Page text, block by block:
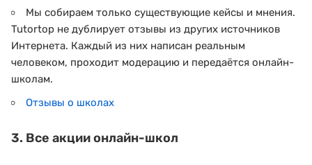
Мы собираем только существующие кейсы и мнения.
Tutortop не дублирует отзывы из других источников
Интернета. Каждый из них написан реальным
человеком, проходит модерацию и передаётся онлайн-
школам.
Отзывы о школах
3. Все акции онлайн-школ